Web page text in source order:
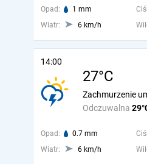
Opad: 1 mm
Wiatr:
6 km/h
14:00
27°C
Odczuwalna
Zachmurzenie
Opad: 0.7 mm
Wiatr:
6 km/h